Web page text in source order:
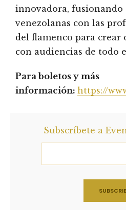
innovadora, fusionando
venezolanas con las
del flamenco para crear
con audiencias de todo
Para boletos y más
información: https://
Subscríbete a